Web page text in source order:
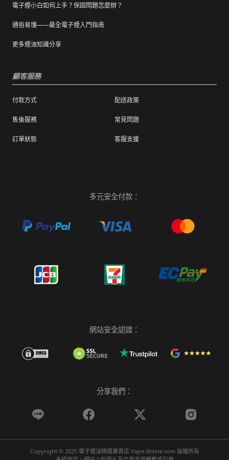
電子煙小白如何上手？保固問題怎麼辦？
通俗易懂——最全電子煙入門指南
更多煙油知識分享
顧客服務
付款方式 配送政策
售後服務 常見問題
訂單狀態 客服支援
多元安全付款：
網站安全認證：
分享我們：
   
Copyright © 2025 電子煙油精選專賣店 Vape-0nline.com 版權所有